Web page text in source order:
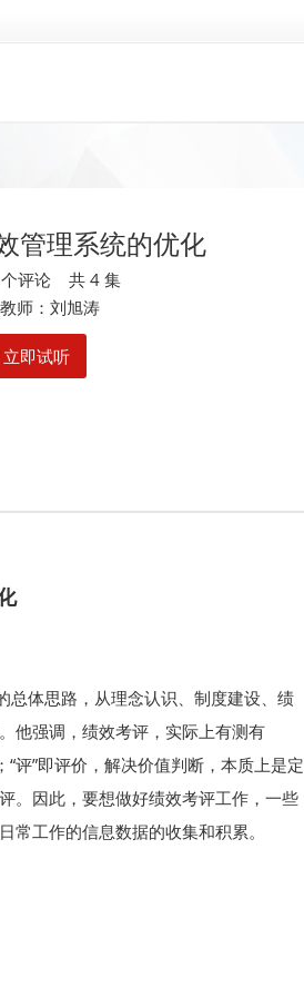
管理系统的优化
评论 共 4 集
师：刘旭涛
立即试听
总体思路，从理念认识、制度建设、绩
他强调，绩效考评，实际上有测有
评”即评价，解决价值判断，本质上是定
。因此，要想做好绩效考评工作，一些
工作的信息数据的收集和积累。